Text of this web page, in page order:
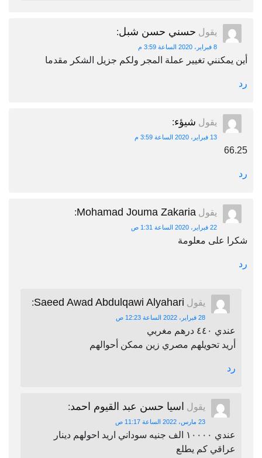
يقول حسني حسن شبل:
8 فبراير، 2020 الساعة 3:59 م
أين يمكنني تغيير عملة المجر ولكم جزيل الشكر مقدما
رد
يقول شيؤء:
13 فبراير، 2020 الساعة 3:59 م
66.25
رد
يقول Mohamad Jouma Zakaria
:
22 فبراير، 2020 الساعة 1:31 ص
شكرا على معلومة
رد
يقول Saeed Awad Abdulqawi Alyahari
:
28 فبراير، 2022 الساعة 12:23 ص
عندي ٤٤٠ درهم مغربي
أريد تحويلهم مصري زين ممكن أحوالهم
رد
يقول اسيا حسن عبد القيوم احمد:
23 مارس، 2022 الساعة 11:17 ص
عندي ١٠٠٠٠ الف جنيه سوداني اريد احولهم دينار
عراقي كم يطلع